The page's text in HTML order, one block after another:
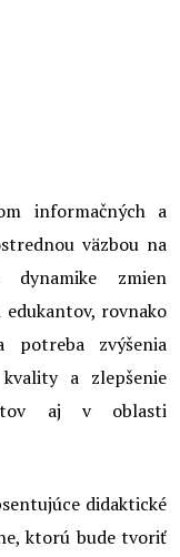
informačných a
väzbou na
dynamike zmien
rovnako
zvýšenia
a zlepšenie
aj v oblasti
didaktické
ktorú bude tvoriť